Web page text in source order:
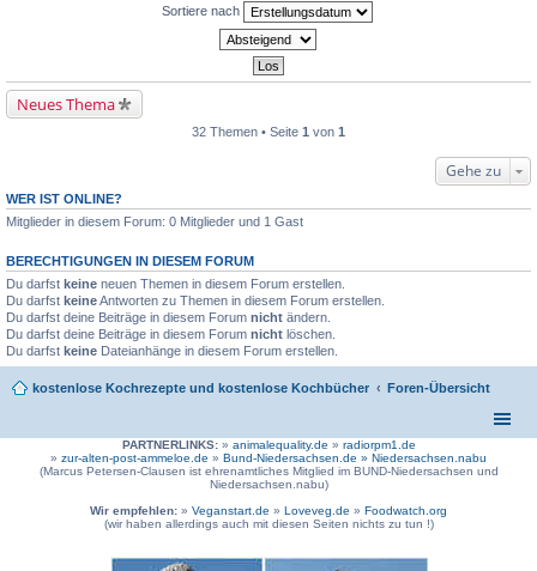
Sortiere nach
Neues Thema
32 Themen • Seite 1 von 1
Gehe zu
WER IST ONLINE?
Mitglieder in diesem Forum: 0 Mitglieder und 1 Gast
BERECHTIGUNGEN IN DIESEM FORUM
Du darfst keine neuen Themen in diesem Forum erstellen.
Du darfst keineAntworten zu Themen in diesem Forum erstellen.
Du darfst deine Beiträge in diesem Forum nicht ändern.
Du darfst deine Beiträge in diesem Forum nicht löschen.
Du darfst keine Dateianhänge in diesem Forum erstellen.
kostenlose Kochrezepte und kostenlose Kochbücher Foren-Übersicht
PARTNERLINKS:» animalequality.de » radiorpm1.de
» zur-alten-post-ammeloe.de » Bund-Niedersachsen.de » Niedersachsen.nabu
(Marcus Petersen-Clausen ist ehrenamtliches Mitglied im BUND-Niedersachsen und
Niedersachsen.nabu)
Wir empfehlen: » Veganstart.de » Loveveg.de » Foodwatch.org
(wir haben allerdings auch mit diesen Seiten nichts zu tun !)